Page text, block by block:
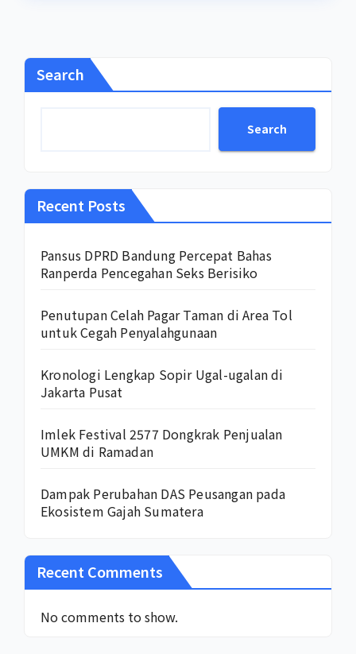
Search
Search
Recent Posts
Pansus DPRD Bandung Percepat Bahas
Ranperda Pencegahan Seks Berisiko
Penutupan Celah Pagar Taman di Area Tol
untuk Cegah Penyalahgunaan
Kronologi Lengkap Sopir Ugal-ugalan di
Jakarta Pusat
Imlek Festival 2577 Dongkrak Penjualan
UMKM di Ramadan
Dampak Perubahan DAS Peusangan pada
Ekosistem Gajah Sumatera
Recent Comments
No comments to show.